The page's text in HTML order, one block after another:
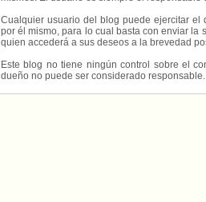
Cualquier usuario del blog puede ejercitar el
por él mismo, para lo cual basta con enviar la
quien accederá a sus deseos a la brevedad
Este blog no tiene ningún control sobre el
dueño no puede ser considerado responsable.